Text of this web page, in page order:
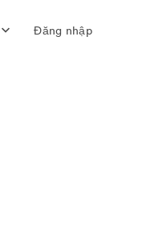
Đăng nhập